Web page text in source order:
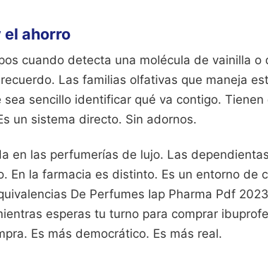
el ahorro
cuando detecta una molécula de vainilla o
Las familias olfativas que maneja
sencillo identificar qué va contigo. Tienen
un sistema directo. Sin adornos.
en las perfumerías de lujo. Las
En la farmacia es distinto. Es un entorno de
De Perfumes Iap Pharma Pdf 2023
esperas tu turno para comprar
Es más democrático. Es más real.